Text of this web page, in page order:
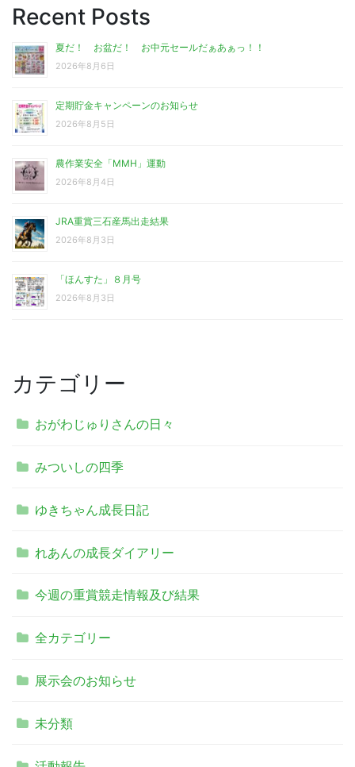
Recent Posts
夏だ！ お盆だ！ お中元セールだぁあぁっ！！
2026年8月6日
定期貯金キャンペーンのお知らせ
2026年8月5日
農作業安全「MMH」運動
2026年8月4日
JRA重賞三石産馬出走結果
2026年8月3日
「ほんすた」８月号
2026年8月3日
カテゴリー
おがわじゅりさんの日々
みついしの四季
ゆきちゃん成長日記
れあんの成長ダイアリー
今週の重賞競走情報及び結果
全カテゴリー
展示会のお知らせ
未分類